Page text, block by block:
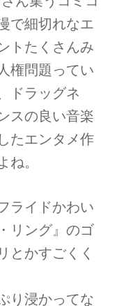
で細切れなエ
トたくさんみ
権問題ってい
ドラッグネ
スの良い音楽
たエンタメ作
ね。
ライドかわい
リング』のゴ
とかすごくく
り浸かってな